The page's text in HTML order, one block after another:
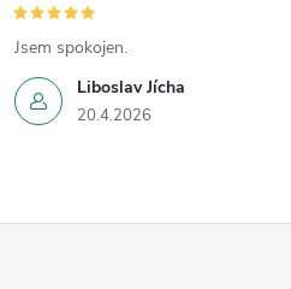
Liboslav Jícha
20.4.2026
Jsem spokojen.